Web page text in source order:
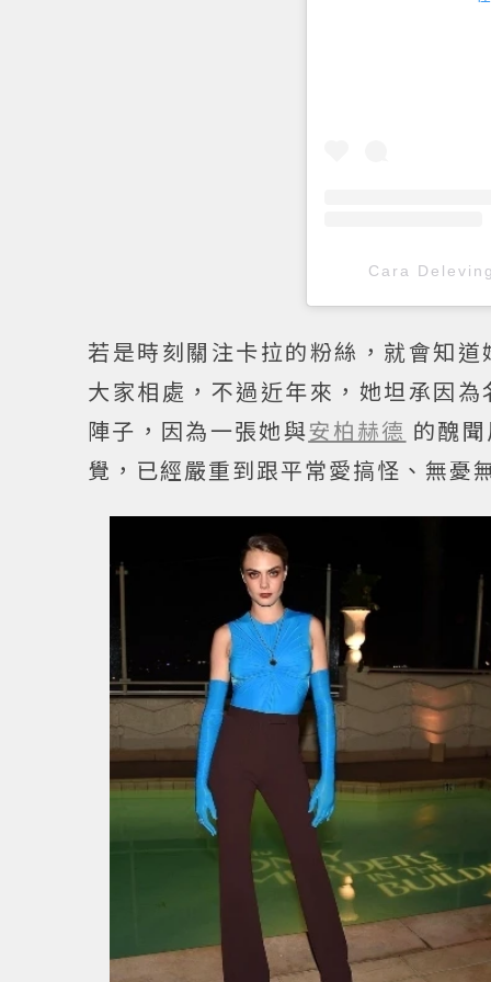
Cara
若是時刻關注卡拉的粉絲，就會知
大家相處，不過近年來，她坦承因
陣子，因為一張她與安柏赫德 的醜
覺，已經嚴重到跟平常愛搞怪、無憂